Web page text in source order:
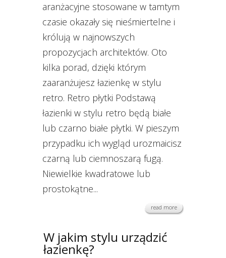
aranżacyjne stosowane w tamtym
czasie okazały się nieśmiertelne i
królują w najnowszych
propozycjach architektów. Oto
kilka porad, dzięki którym
zaaranżujesz łazienkę w stylu
retro. Retro płytki Podstawą
łazienki w stylu retro będą białe
lub czarno białe płytki. W pieszym
przypadku ich wygląd urozmaicisz
czarną lub ciemnoszarą fugą.
Niewielkie kwadratowe lub
prostokątne...
read more
W jakim stylu urządzić
łazienkę?